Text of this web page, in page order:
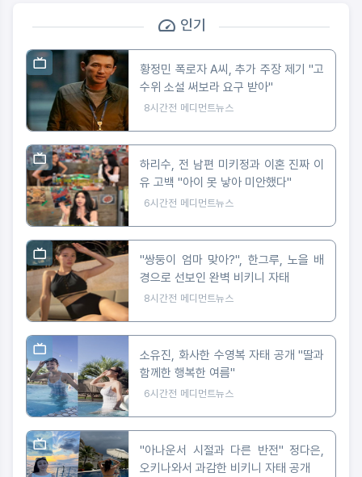
인기
황정민 폭로자 A씨, 추가 주장 제기 "고
수위 소설 써보라 요구 받아"
8시간전 메디먼트뉴스
하리수, 전 남편 미키정과 이혼 진짜 이
유 고백 "아이 못 낳아 미안했다"
6시간전 메디먼트뉴스
"쌍둥이 엄마 맞아?", 한그루, 노을 배
경으로 선보인 완벽 비키니 자태
8시간전 메디먼트뉴스
소유진, 화사한 수영복 자태 공개 "딸과
함께한 행복한 여름"
6시간전 메디먼트뉴스
"아나운서 시절과 다른 반전" 정다은,
오키나와서 과감한 비키니 자태 공개